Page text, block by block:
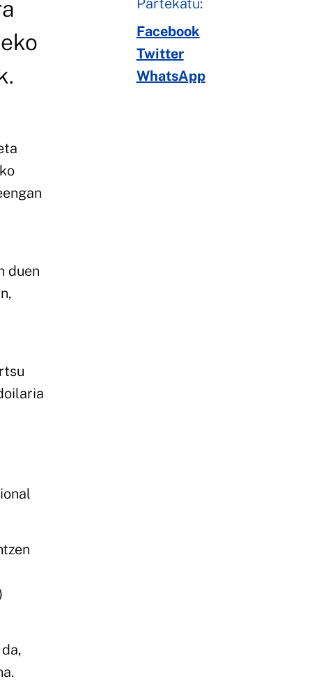
duen
Partekatu:
Facebook
Twitter
WhatsApp